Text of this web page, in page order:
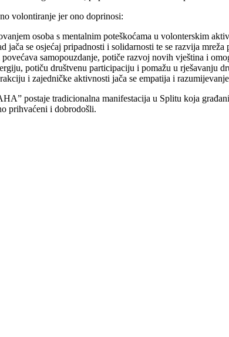
volontiranje jer ono doprinosi:
osoba s mentalnim poteškoćama u volonterskim
jača se osjećaj pripadnosti i solidarnosti te se razvija mreža
samopouzdanje, potiče razvoj novih vještina i
potiču društvenu participaciju i pomažu u rješavanju
i zajedničke aktivnosti jača se empatija i
postaje tradicionalna manifestacija u Splitu koja
prihvaćeni i dobrodošli.